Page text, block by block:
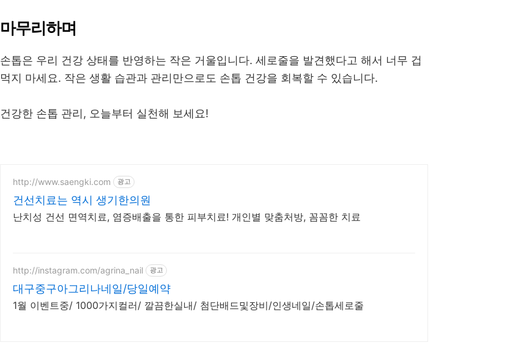
마무리하며
손톱은 우리 건강 상태를 반영하는 작은 거울입니다. 세로줄을 발견했다고 해서 너무 겁
먹지 마세요. 작은 생활 습관과 관리만으로도 손톱 건강을 회복할 수 있습니다.
건강한 손톱 관리, 오늘부터 실천해 보세요!
http://www.saengki.com 광고
건선치료는 역시 생기한의원
난치성 건선 면역치료, 염증배출을 통한 피부치료! 개인별 맞춤처방, 꼼꼼한 치료
http://instagram.com/agrina_nail 광고
대구중구아그리나네일/당일예약
1월 이벤트중/ 1000가지컬러/ 깔끔한실내/ 첨단배드및장비/인생네일/손톱세로줄